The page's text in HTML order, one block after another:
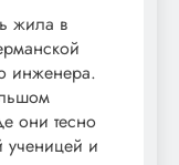
жила в
инженера.
они тесно
и